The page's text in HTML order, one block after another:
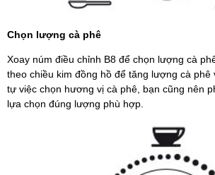
Chọn lượng cà phê
Xoay núm điều chỉnh B8 để chọn lượng cà
theo chiều kim đồng hồ để tăng lượng cà
tự việc chọn hương vị cà phê, bạn cũng nên
lựa chọn đúng lượng phù hợp.